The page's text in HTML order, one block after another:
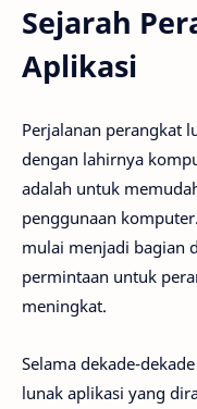
Sejarah
Aplikasi
Perjalanan perangkat
dengan lahirnya
adalah untuk
penggunaan
mulai menjadi bagian
permintaan untuk
meningkat.
Selama dekade-
lunak aplikasi yang